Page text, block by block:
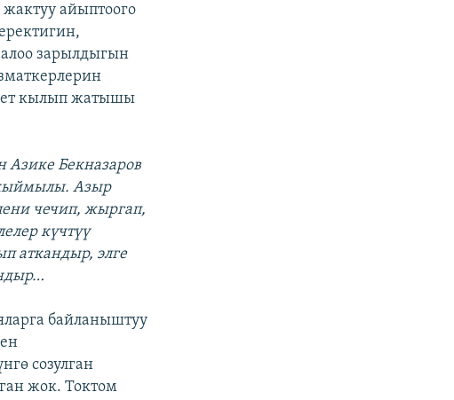
айыптоого
зарылдыгын
кылып жатышы
Бекназаров
Азыр
чечип, жыргап,
күчтүү
аткандыр, элге
байланыштуу
созулган
жок. Токтом